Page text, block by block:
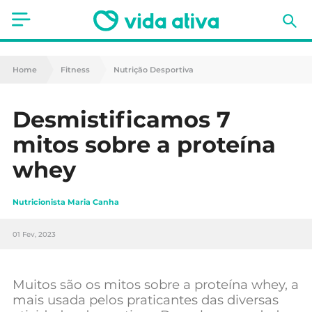
Saúde
Nutrição
Receitas
Fitness
Mães e Bebés
Home Fitness Nutrição Desportiva
Desmistificamos 7
mitos sobre a proteína
whey
Nutricionista Maria Canha
01 Fev, 2023
Muitos são os mitos sobre a proteína whey, a
mais usada pelos praticantes das diversas